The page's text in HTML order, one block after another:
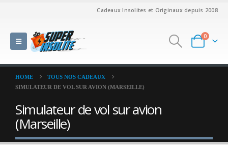
Cadeaux Insolites et Originaux depuis 2008
0
HOME
TOUS NOS CADEAUX
SIMULATEUR DE VOL SUR AVION (MARSEILLE)
Simulateur de vol sur avion
(Marseille)